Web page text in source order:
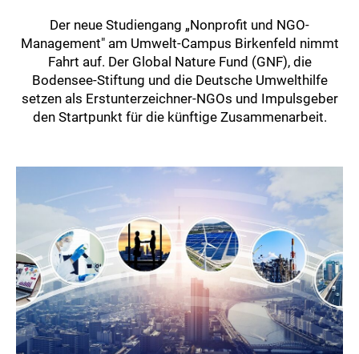
Der neue Studiengang „Nonprofit und NGO-
Management" am Umwelt-Campus Birkenfeld nimmt
Fahrt auf. Der Global Nature Fund (GNF), die
Bodensee-Stiftung und die Deutsche Umwelthilfe
setzen als Erstunterzeichner-NGOs und Impulsgeber
den Startpunkt für die künftige Zusammenarbeit.